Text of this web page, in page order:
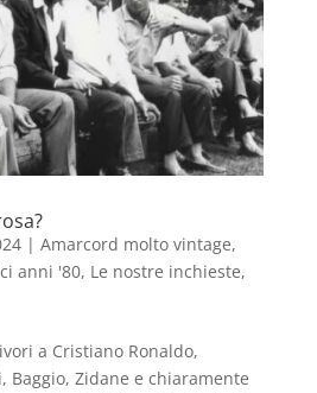
| Amarcord molto vintage,
anni '80, Le nostre inchieste,
a Cristiano Ronaldo,
Baggio, Zidane e chiaramente